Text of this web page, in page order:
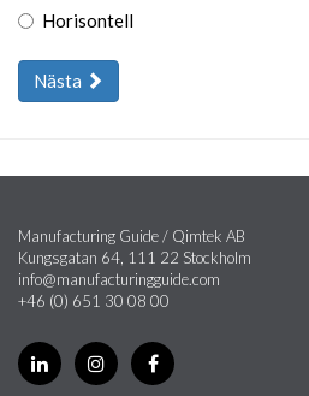
Horisontell
Nästa
Manufacturing Guide / Qimtek AB
Kungsgatan 64, 111 22 Stockholm
info@manufacturingguide.com
+46 (0) 651 30 08 00